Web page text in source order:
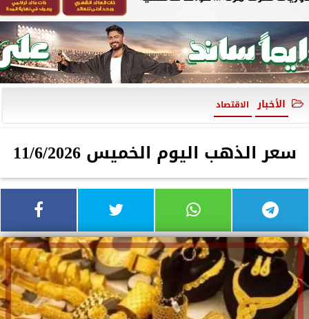
الأخبار الاقتصاد
سعر الذهب اليوم الخميس 11/6/2026